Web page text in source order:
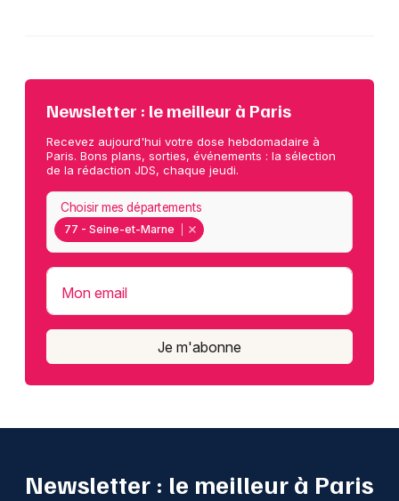
Newsletter : le meilleur à Paris
Recevez aujourd'hui votre dose hebdomadaire à
Paris. Bons plans, sorties, événements : la sélection
de la rédaction JDS, chaque jeudi.
77 - Seine-et-Marne
Choisir mes départements
Mon email
Je m'abonne
Newsletter : le meilleur à Paris